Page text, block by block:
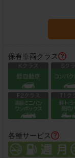
保有車両クラス
各種サービス